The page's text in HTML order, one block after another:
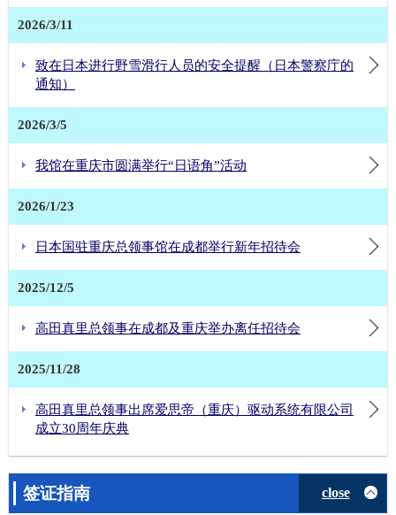
2026/3/11
致在日本进行野雪滑行人员的安全提醒（日本警察庁的
通知）
2026/3/5
我馆在重庆市圆满举行“日语角”活动
2026/1/23
日本国驻重庆总领事馆在成都举行新年招待会
2025/12/5
高田真里总领事在成都及重庆举办离任招待会
2025/11/28
高田真里总领事出席爱思帝（重庆）驱动系统有限公司
成立30周年庆典
签证指南 close